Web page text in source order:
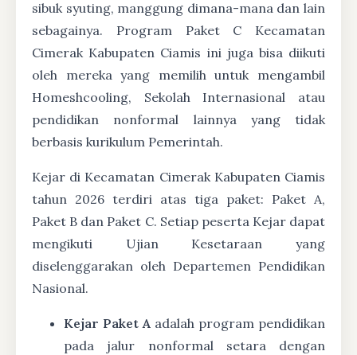
sibuk syuting, manggung dimana-mana dan lain
sebagainya. Program Paket C Kecamatan
Cimerak Kabupaten Ciamis ini juga bisa diikuti
oleh mereka yang memilih untuk mengambil
Homeshcooling, Sekolah Internasional atau
pendidikan nonformal lainnya yang tidak
berbasis kurikulum Pemerintah.
Kejar di Kecamatan Cimerak Kabupaten Ciamis
tahun 2026 terdiri atas tiga paket: Paket A,
Paket B dan Paket C. Setiap peserta Kejar dapat
mengikuti Ujian Kesetaraan yang
diselenggarakan oleh Departemen Pendidikan
Nasional.
Kejar Paket A adalah program pendidikan
pada jalur nonformal setara dengan